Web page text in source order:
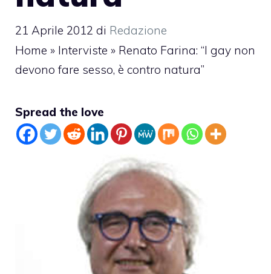
21 Aprile 2012 di Redazione
Home » Interviste » Renato Farina: “I gay non
devono fare sesso, è contro natura”
Spread the love